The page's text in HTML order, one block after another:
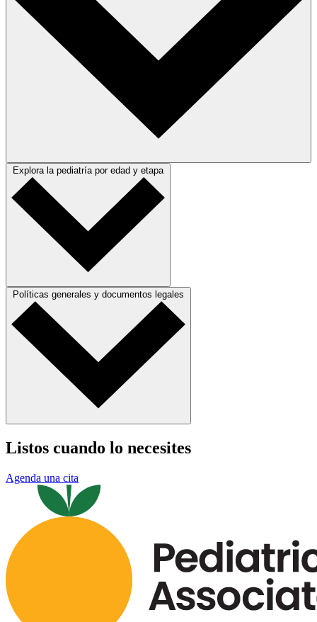
Explora la pediatría por edad y etapa
Políticas generales y documentos legales
Listos cuando lo necesites
Agenda una cita